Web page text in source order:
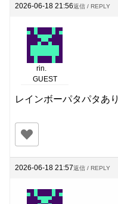
2026-06-18 21:56返信 / REPLY
rin.
GUEST
レインボーパタパタあ
2026-06-18 21:57返信 / REPLY